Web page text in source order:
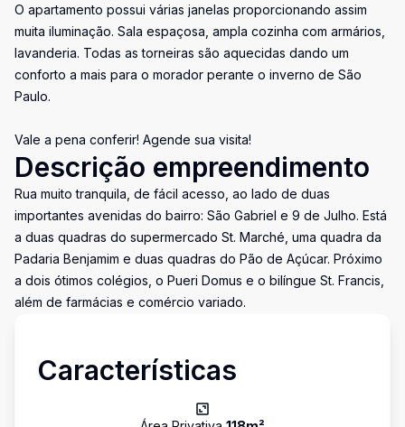
O apartamento possui várias janelas proporcionando assim
muita iluminação. Sala espaçosa, ampla cozinha com armários,
lavanderia. Todas as torneiras são aquecidas dando um
conforto a mais para o morador perante o inverno de São
Paulo.
Vale a pena conferir! Agende sua visita!
Descrição empreendimento
Rua muito tranquila, de fácil acesso, ao lado de duas
importantes avenidas do bairro: São Gabriel e 9 de Julho. Está
a duas quadras do supermercado St. Marché, uma quadra da
Padaria Benjamim e duas quadras do Pão de Açúcar. Próximo
a dois ótimos colégios, o Pueri Domus e o bilíngue St. Francis,
além de farmácias e comércio variado.
Características